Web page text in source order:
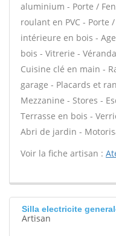
aluminium - Porte /
roulant en PVC - Porte
intérieure en bois -
bois - Vitrerie -
Cuisine clé en main -
garage - Placards et
Mezzanine - Stores -
Terrasse en bois -
Abri de jardin -
Voir la fiche artisan :
Silla electricite
Artisan